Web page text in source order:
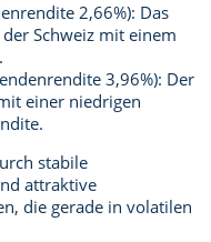
2,66%): Das
Schweiz mit einem
3,96%): Der
einer niedrigen
stabile
attraktive
die gerade in volatilen